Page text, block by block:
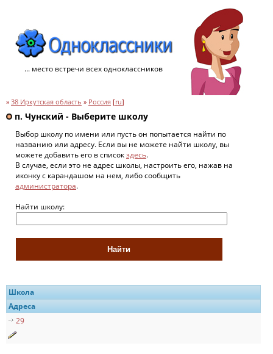
... место встречи всех одноклассников
» 38 Иркутская область » Россия [ru]
п. Чунский - Выберите школу
Выбор школу по имени или пусть он попытается найти по
названию или адресу. Если вы не можете найти школу, вы
можете добавить его в списокздесь.
В случае, если это не адрес школы, настроить его, нажав на
иконку с карандашом на нем, либо сообщить
администратора.
Найти школу:
Школа
Адреса
29